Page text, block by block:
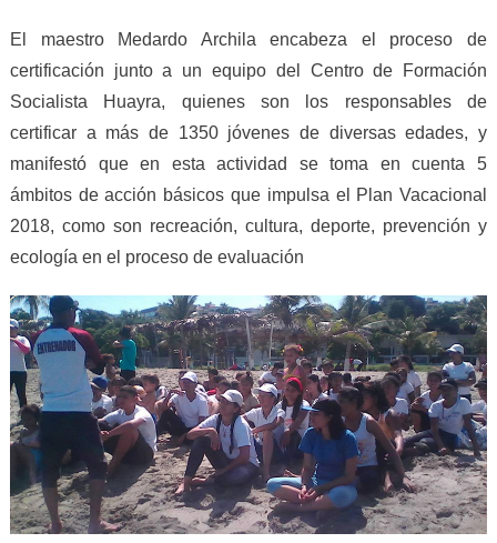
El maestro Medardo Archila encabeza el proceso de
certificación junto a un equipo del Centro de Formación
Socialista Huayra, quienes son los responsables de
certificar a más de 1350 jóvenes de diversas edades, y
manifestó que en esta actividad se toma en cuenta 5
ámbitos de acción básicos que impulsa el Plan Vacacional
2018, como son recreación, cultura, deporte, prevención y
ecología en el proceso de evaluación